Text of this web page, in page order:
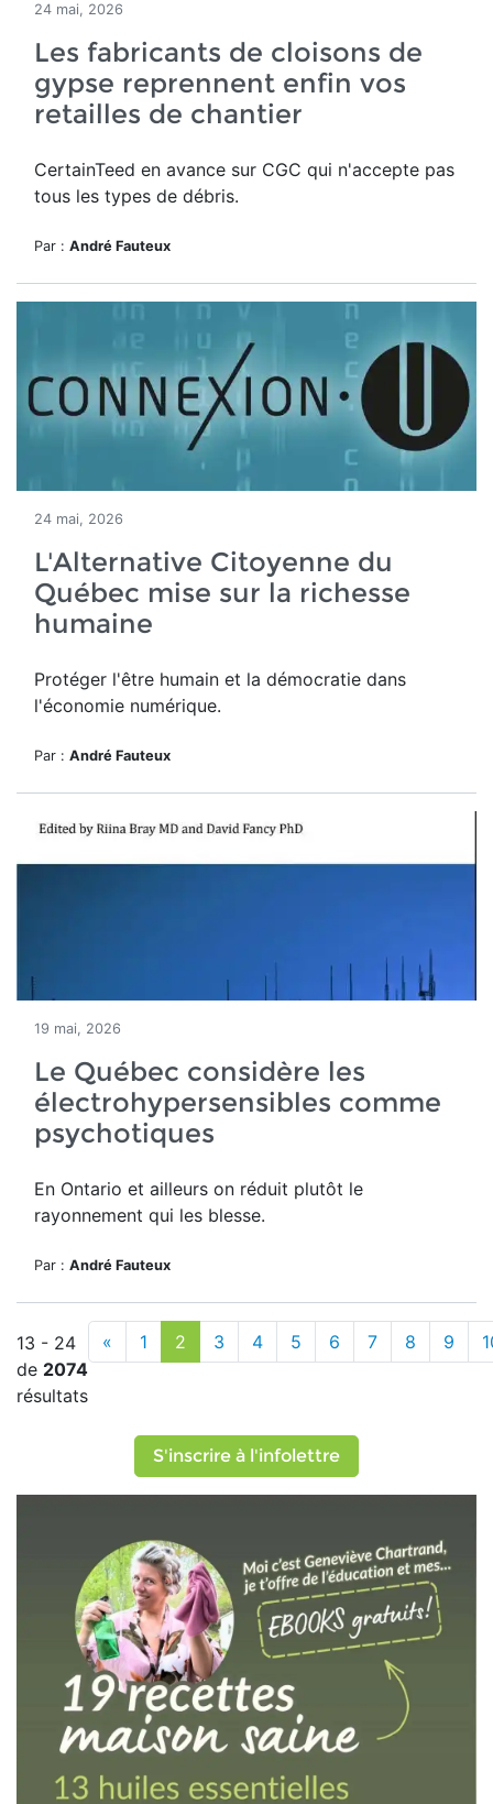
24 mai, 2026
Les fabricants de cloisons de
gypse reprennent enfin vos
retailles de chantier
CertainTeed en avance sur CGC qui n'accepte pas
tous les types de débris.
Par : André Fauteux
24 mai, 2026
L'Alternative Citoyenne du
Québec mise sur la richesse
humaine
Protéger l'être humain et la démocratie dans
l'économie numérique.
Par : André Fauteux
19 mai, 2026
Le Québec considère les
électrohypersensibles comme
psychotiques
En Ontario et ailleurs on réduit plutôt le
rayonnement qui les blesse.
Par : André Fauteux
13 - 24
de 2074
résultats
« 1 2 3 4 5 6 7 8 9
S'inscrire à l'infolettre